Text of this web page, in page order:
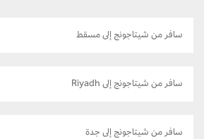
سافر من شيتاجونج إلى مسقط
سافر من شيتاجونج إلى Riyadh
سافر من شيتاجونج إلى جدة